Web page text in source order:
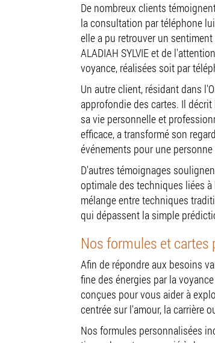
De nombreux clients
la consultation par téléphone
elle a pu retrouver un
ALADIAH SYLVIE et de
voyance, réalisées soit par
Un autre client, résidant dans
approfondie des cartes. Il
sa vie personnelle et
efficace, a transformé son
événements pour une
D'autres témoignages
optimale des techniques liées
mélange entre techniques
qui dépassent la simple
Nos formules et cartes
Afin de répondre aux besoins
fine des énergies par la
conçues pour vous aider à
centrée sur l'amour, la carrière
Nos formules personnalisées